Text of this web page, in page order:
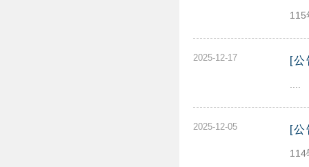
115
2025-12-17 [
2025-12-05 [
114